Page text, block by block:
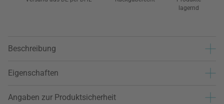
lagernd
Beschreibung
Eigenschaften
Angaben zur Produktsicherheit